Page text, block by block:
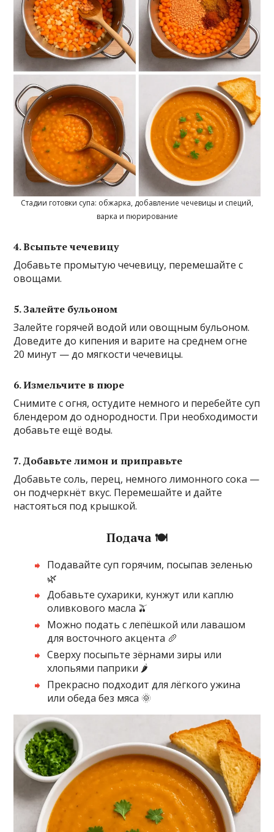
Стадии готовки супа: обжарка, добавление чечевицы и специй,
варка и пюрирование
4. Всыпьте чечевицу
Добавьте промытую чечевицу, перемешайте с
овощами.
5. Залейте бульоном
Залейте горячей водой или овощным бульоном.
Доведите до кипения и варите на среднем огне
20 минут — до мягкости чечевицы.
6. Измельчите в пюре
Снимите с огня, остудите немного и перебейте суп
блендером до однородности. При необходимости
добавьте ещё воды.
7. Добавьте лимон и приправьте
Добавьте соль, перец, немного лимонного сока —
он подчеркнёт вкус. Перемешайте и дайте
настояться под крышкой.
Подача 🍽️
Подавайте суп горячим, посыпав зеленью
🌿
Добавьте сухарики, кунжут или каплю
оливкового масла 🫒
Можно подать с лепёшкой или лавашом
для восточного акцента 🥖
Сверху посыпьте зёрнами зиры или
хлопьями паприки 🌶️
Прекрасно подходит для лёгкого ужина
или обеда без мяса 🌞